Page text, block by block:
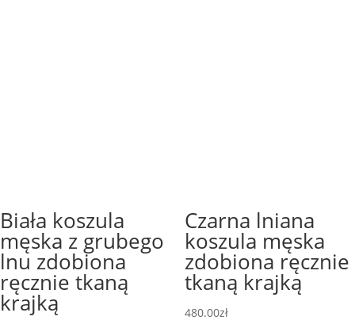
Biała koszula
męska z grubego
lnu zdobiona
ręcznie tkaną
krajką
Czarna lniana
koszula męska
zdobiona ręcznie
tkaną krajką
480.00zł